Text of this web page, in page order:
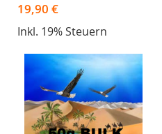
19,90 €
Inkl. 19% Steuern